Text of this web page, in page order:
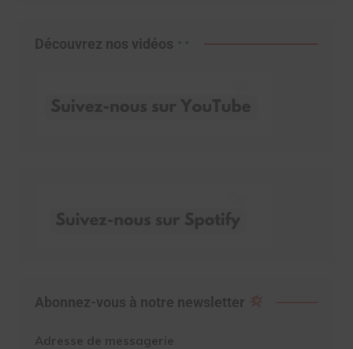
Découvrez nos vidéos
Abonnez-vous à notre newsletter
Adresse de messagerie